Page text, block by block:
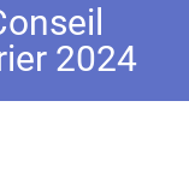
2024